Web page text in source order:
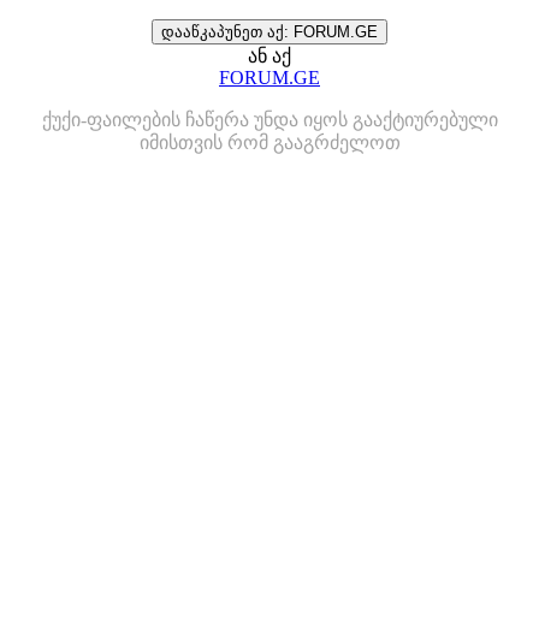
დააწკაპუნეთ აქ: FORUM.GE
ან აქ
FORUM.GE
ქუქი-ფაილების ჩაწერა უნდა იყოს გააქტიურებული
იმისთვის რომ გააგრძელოთ